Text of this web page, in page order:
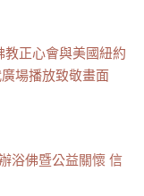
正心會與美國紐約
場播放致敬畫面
浴佛暨公益關懷 信